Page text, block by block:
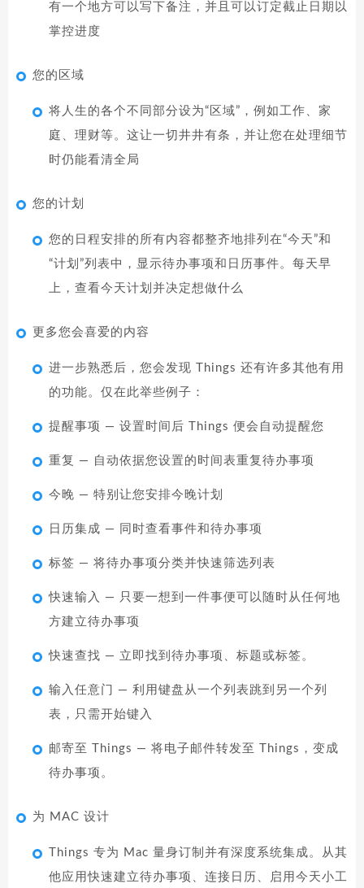
有一个地方可以写下备注，并且可以订定截止日期以
掌控进度
您的区域
将人生的各个不同部分设为“区域”，例如工作、家
庭、理财等。这让一切井井有条，并让您在处理细节
时仍能看清全局
您的计划
您的日程安排的所有内容都整齐地排列在“今天”和
“计划”列表中，显示待办事项和日历事件。每天早
上，查看今天计划并决定想做什么
更多您会喜爱的内容
进一步熟悉后，您会发现 Things 还有许多其他有用
的功能。仅在此举些例子：
提醒事项 — 设置时间后 Things 便会自动提醒您
重复 — 自动依据您设置的时间表重复待办事项
今晚 — 特别让您安排今晚计划
日历集成 — 同时查看事件和待办事项
标签 — 将待办事项分类并快速筛选列表
快速输入 — 只要一想到一件事便可以随时从任何地
方建立待办事项
快速查找 — 立即找到待办事项、标题或标签。
输入任意门 — 利用键盘从一个列表跳到另一个列
表，只需开始键入
邮寄至 Things — 将电子邮件转发至 Things，变成
待办事项。
为 MAC 设计
Things 专为 Mac 量身订制并有深度系统集成。从其
他应用快速建立待办事项、连接日历、启用今天小工